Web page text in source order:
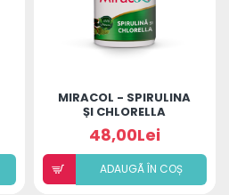
MIRACOL - SPIRULINA
ȘI CHLORELLA
48,00Lei
ADAUGÃ ÎN COȘ